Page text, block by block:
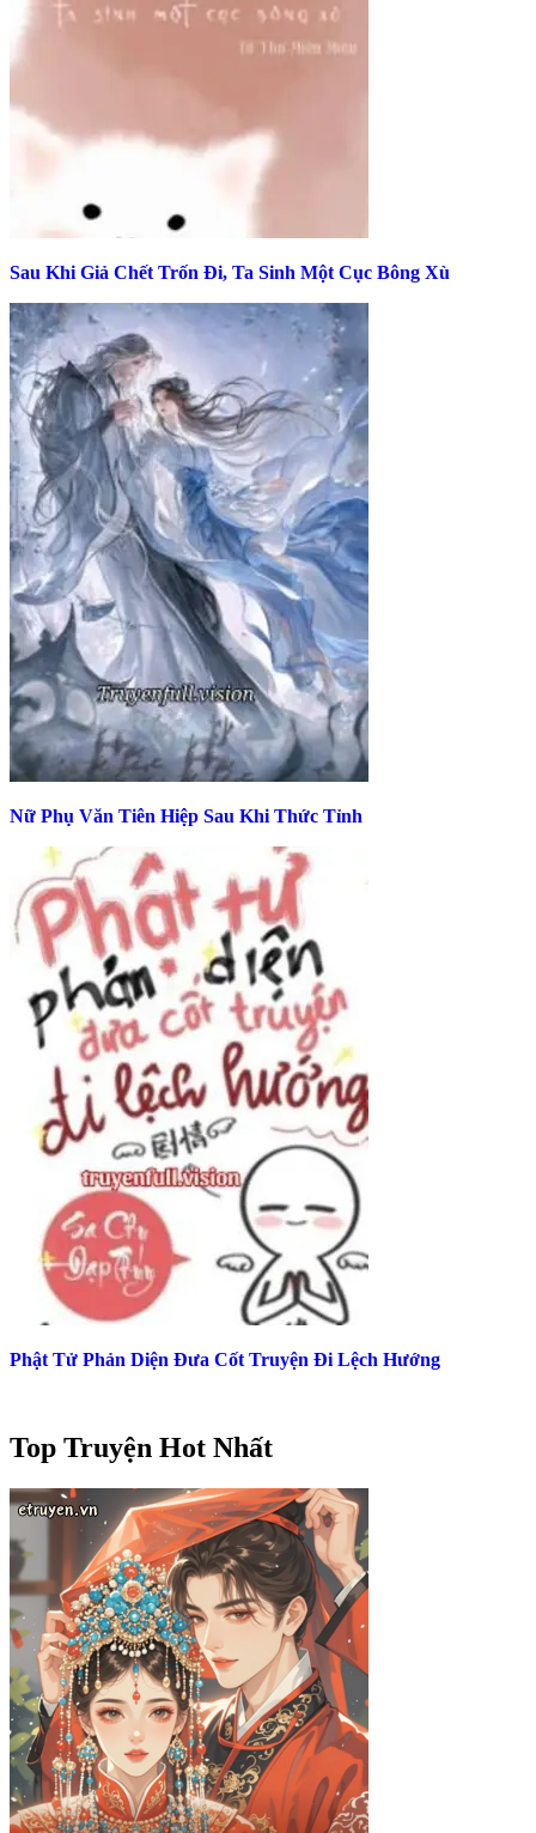
Sau Khi Giả Chết Trốn Đi, Ta Sinh Một Cục Bông Xù
Nữ Phụ Văn Tiên Hiệp Sau Khi Thức Tỉnh
Phật Tử Phản Diện Đưa Cốt Truyện Đi Lệch Hướng
Top Truyện Hot Nhất